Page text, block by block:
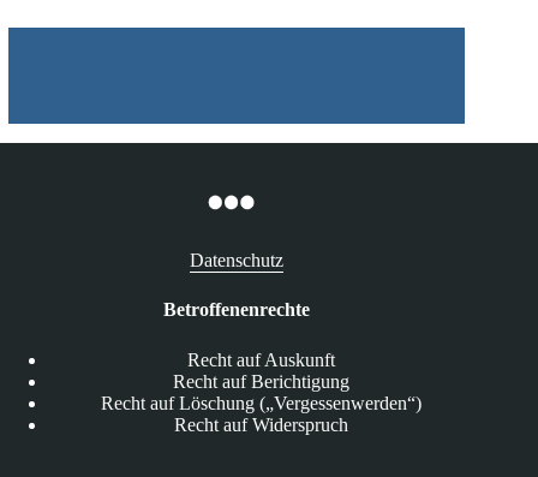
Datenschutz
Betroffenenrechte
Recht auf Auskunft
Recht auf Berichtigung
Recht auf Löschung („Vergessenwerden“)
Recht auf Widerspruch